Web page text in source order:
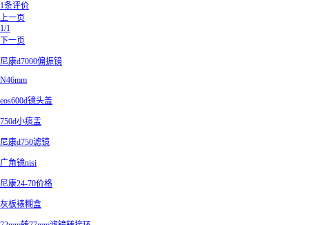
1条评价
上一页
1/1
下一页
尼康d7000偏振镜
N46mm
eos600d镜头盖
750d小痰盂
尼康d750滤镜
广角镜nisi
尼康24-70价格
灰板裱糊盒